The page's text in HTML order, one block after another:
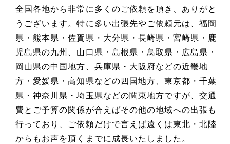
全国各地から非常に多くのご依頼を頂き、ありがと
うございます。特に多い出張先やご依頼元は、福岡
県・熊本県・佐賀県・大分県・長崎県・宮崎県・鹿
児島県の九州、山口県・島根県・鳥取県・広島県・
岡山県の中国地方、兵庫県・大阪府などの近畿地
方・愛媛県・高知県などの四国地方、東京都・千葉
県・神奈川県・埼玉県などの関東地方ですが、交通
費とご予算の関係が合えばその他の地域への出張も
行っており、ご依頼だけで言えば遠くは東北・北陸
からもお声を頂くまでに成長いたしました。